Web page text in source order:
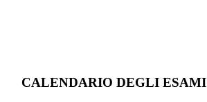
CALENDARIO DEGLI ESAMI